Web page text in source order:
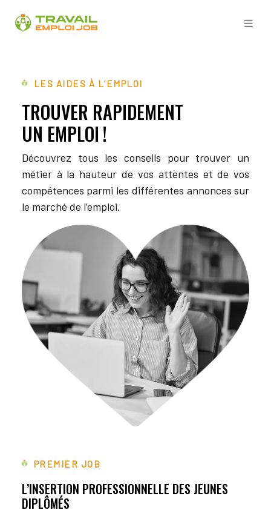
LES AIDES À L’EMPLOI
TROUVER RAPIDEMENT
UN EMPLOI !
Découvrez tous les conseils pour trouver un
métier à la hauteur de vos attentes et de vos
compétences parmi les différentes annonces sur
le marché de l’emploi.
PREMIER JOB
L’INSERTION PROFESSIONNELLE DES JEUNES
DIPLÔMÉS